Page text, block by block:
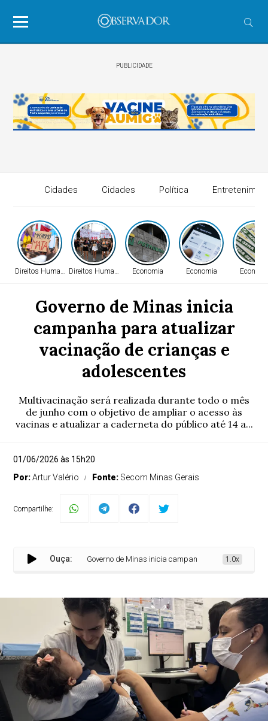
PUBLICIDADE
Cidades Cidades Política
Direitos HumanosDireitos Humanos Economia Economia
Governo de Minas inicia
campanha para atualizar
vacinação de crianças e
adolescentes
Multivacinação será realizada durante todo o mês
de junho com o objetivo de ampliar o acesso às
vacinas e atualizar a caderneta do público até 14 a...
01/06/2026 às 15h20
Por:Artur Valério Fonte: Secom Minas Gerais
Compartilhe:
Ouça: Governo de Minas inicia campanha para atualizar
1.0x